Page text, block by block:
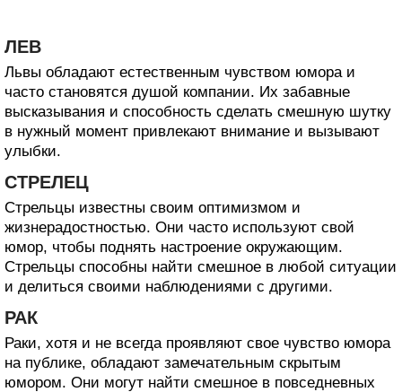
ЛЕВ
Львы обладают естественным чувством юмора и
часто становятся душой компании. Их забавные
высказывания и способность сделать смешную шутку
в нужный момент привлекают внимание и вызывают
улыбки.
СТРЕЛЕЦ
Стрельцы известны своим оптимизмом и
жизнерадостностью. Они часто используют свой
юмор, чтобы поднять настроение окружающим.
Стрельцы способны найти смешное в любой ситуации
и делиться своими наблюдениями с другими.
РАК
Раки, хотя и не всегда проявляют свое чувство юмора
на публике, обладают замечательным скрытым
юмором. Они могут найти смешное в повседневных